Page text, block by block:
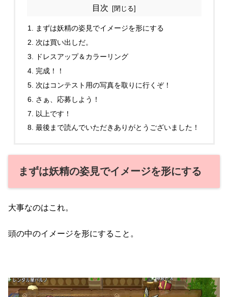
目次
まずは妖精の姿見でイメージを形にする
次は買い出しだ。
ドレスアップ＆カラーリング
完成！！
次はコンテスト用の写真を取りに行くぞ！
さぁ、応募しよう！
以上です！
最後まで読んでいただきありがとうございました！
まずは妖精の姿見でイメージを形にする
大事なのはこれ。
頭の中のイメージを形にすること。